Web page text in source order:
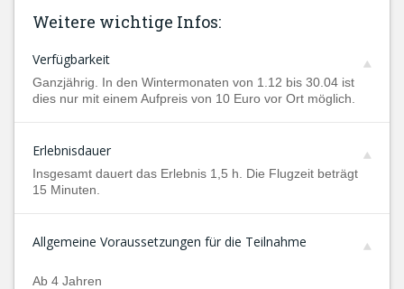
Weitere wichtige Infos:
Verfügbarkeit
Ganzjährig. In den Wintermonaten von 1.12 bis 30.04 ist
dies nur mit einem Aufpreis von 10 Euro vor Ort möglich.
Erlebnisdauer
Insgesamt dauert das Erlebnis 1,5 h. Die Flugzeit beträgt
15 Minuten.
Allgemeine Voraussetzungen für die Teilnahme
Ab 4 Jahren